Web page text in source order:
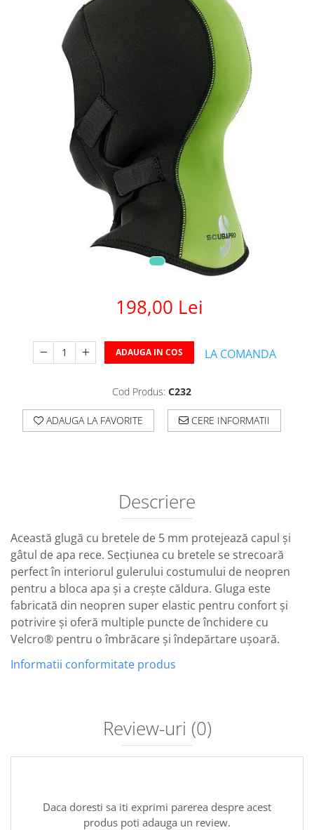
198,00 Lei
ADAUGA IN COS LA COMANDA
Cod Produs: C232
ADAUGA LA FAVORITE CERE INFORMATII
Descriere
Această glugă cu bretele de 5 mm protejează capul și
gâtul de apa rece. Secțiunea cu bretele se strecoară
perfect în interiorul gulerului costumului de neopren
pentru a bloca apa și a crește căldura. Gluga este
fabricată din neopren super elastic pentru confort și
potrivire și oferă multiple puncte de închidere cu
Velcro® pentru o îmbrăcare și îndepărtare ușoară.
Informatii conformitate produs
Review-uri (0)
Daca doresti sa iti exprimi parerea despre acest
produs poti adauga un review.